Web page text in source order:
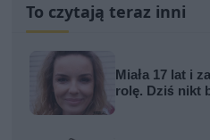
To czytają teraz inni
Miała 17 lat i
rolę. Dziś nikt